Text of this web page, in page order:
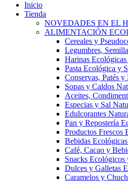
Inicio
Tienda
NOVEDADES EN EL
ALIMENTACIÓN
Cereales y
Legumbres,
Harinas
Pasta Ecológica y
Conservas, Patés
Sopas y Caldos
Aceites,
Especias y Sal
Edulcorantes
Pan y Repostería
Productos Frescos
Bebidas
Café, Cacao y
Snacks
Dulces y Galletas
Caramelos y